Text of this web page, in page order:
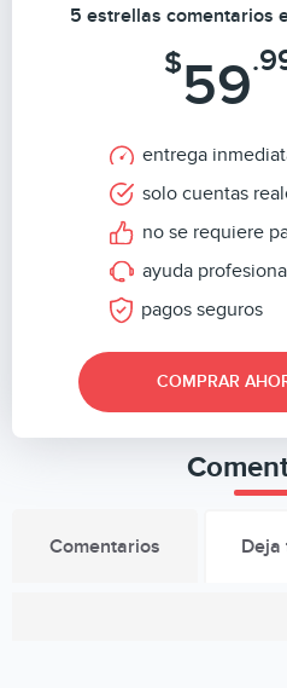
5 estrellas comentarios
$59
entrega
solo cuentas
no se requiere
ayuda
pagos seguros
COMPRAR
Comentarios Deja